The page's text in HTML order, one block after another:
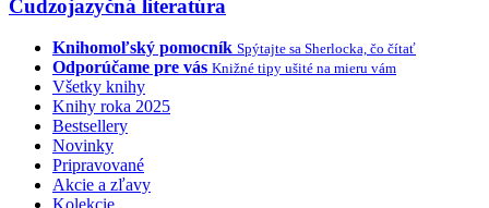
Cudzojazyčná literatúra
Knihomoľský pomocník Spýtajte sa Sherlocka, čo čítať
Odporúčame pre vás Knižné tipy ušité na mieru vám
Všetky knihy
Knihy roka 2025
Bestsellery
Novinky
Pripravované
Akcie a zľavy